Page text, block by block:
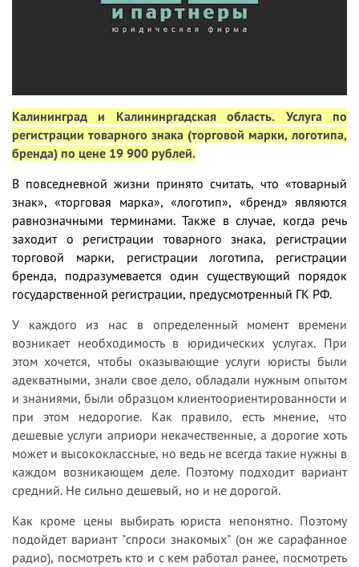
Калининград и Калининргадская область. Услуга по
регистрации товарного знака (торговой марки, логотипа,
бренда) по цене 19 900 рублей.
В повседневной жизни принято считать, что «товарный
знак», «торговая марка», «логотип», «бренд» являются
равнозначными терминами. Также в случае, когда речь
заходит о регистрации товарного знака, регистрации
торговой марки, регистрации логотипа, регистрации
бренда, подразумевается один существующий порядок
государственной регистрации, предусмотренный ГК РФ.
У каждого из нас в определенный момент времени
возникает необходимость в юридических услугах. При
этом хочется, чтобы оказывающие услуги юристы были
адекватными, знали свое дело, обладали нужным опытом
и знаниями, были образцом клиентоориентированности и
при этом недорогие. Как правило, есть мнение, что
дешевые услуги априори некачественные, а дорогие хоть
может и высококлассные, но ведь не всегда такие нужны в
каждом возникающем деле. Поэтому подходит вариант
средний. Не сильно дешевый, но и не дорогой.
Как кроме цены выбирать юриста непонятно. Поэтому
подойдет вариант "спроси знакомых" (он же сарафанное
радио), посмотреть кто и с кем работал ранее, посмотреть